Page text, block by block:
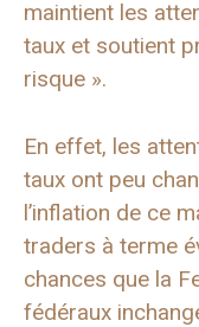
maintient les
taux et soutient
risque ».
En effet, les
taux ont peu
l’inflation de ce
traders à terme
chances que la
fédéraux